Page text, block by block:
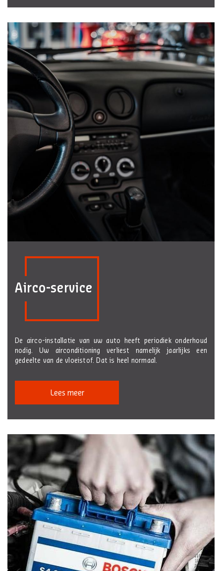
Airco-service
De airco-installatie van uw auto heeft periodiek onderhoud
nodig. Uw airconditioning verliest namelijk jaarlijks een
gedeelte van de vloeistof. Dat is heel normaal.
Lees meer